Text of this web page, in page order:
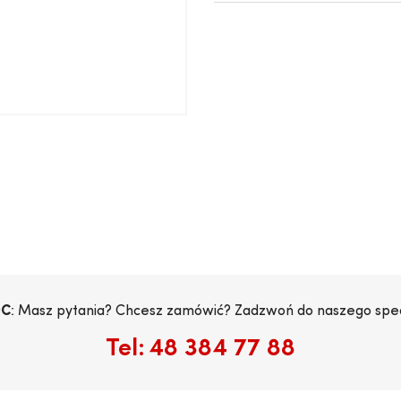
: Masz pytania? Chcesz zamówić? Zadzwoń do naszego
Tel: 48 384 77 88